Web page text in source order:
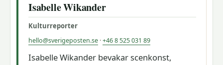
Isabelle Wikander
Kulturreporter
hello@sverigeposten.se ·+46 8 525 031 89
Isabelle Wikander bevakar scenkonst,